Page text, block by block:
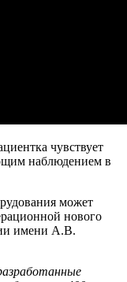
чувствует
наблюдением в
может
нового
имени А.В.